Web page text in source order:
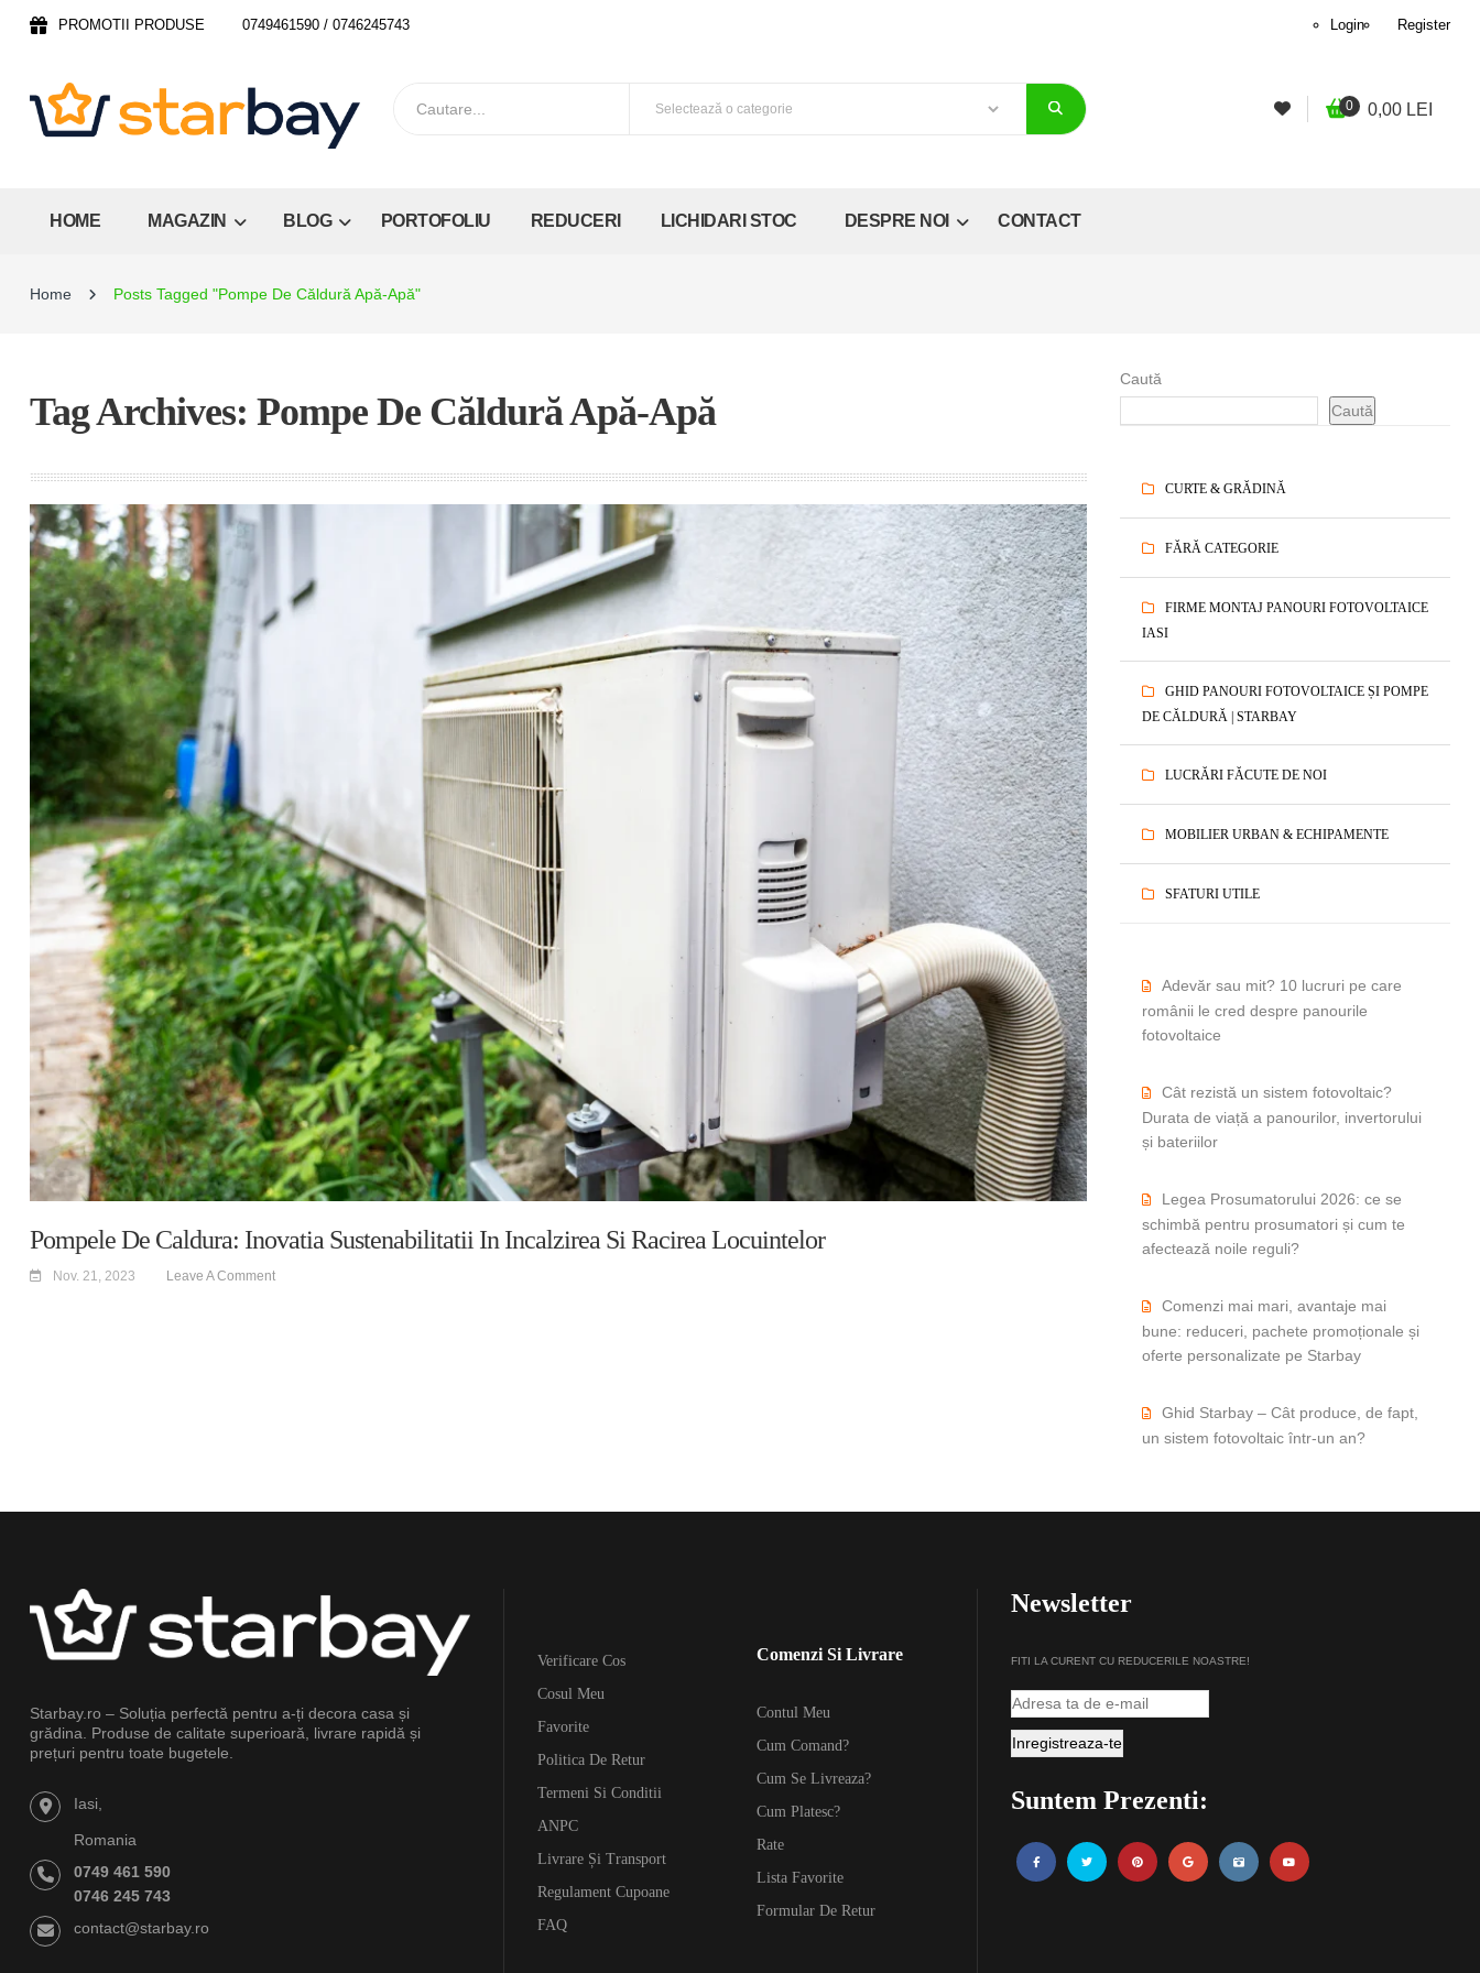
PROMOTII PRODUSE 0749461590 / 0746245743 Login Register
0 0,00 LEI
HOME MAGAZIN BLOG PORTOFOLIU REDUCERI LICHIDARI STOC DESPRE NOI CONTACT
Home Posts Tagged "Pompe De Căldură Apă-Apă"
Caută
Caută
CURTE & GRĂDINĂ
FĂRĂ CATEGORIE
FIRME MONTAJ PANOURI FOTOVOLTAICE
IASI
GHID PANOURI FOTOVOLTAICE ȘI POMPE
DE CĂLDURĂ | STARBAY
LUCRĂRI FĂCUTE DE NOI
MOBILIER URBAN & ECHIPAMENTE
SFATURI UTILE
Adevăr sau mit? 10 lucruri pe care
românii le cred despre panourile
fotovoltaice
Cât rezistă un sistem fotovoltaic?
Durata de viață a panourilor, invertorului
și bateriilor
Legea Prosumatorului 2026: ce se
schimbă pentru prosumatori și cum te
afectează noile reguli?
Comenzi mai mari, avantaje mai
bune: reduceri, pachete promoționale și
oferte personalizate pe Starbay
Ghid Starbay – Cât produce, de fapt,
un sistem fotovoltaic într-un an?
Tag Archives: Pompe De Căldură Apă-Apă
Pompele De Caldura: Inovatia Sustenabilitatii In Incalzirea Si Racirea Locuintelor
Nov. 21, 2023 Leave A Comment
Starbay.ro – Soluția perfectă pentru a-ți decora casa și
grădina. Produse de calitate superioară, livrare rapidă și
prețuri pentru toate bugetele.
Iasi,
Romania
0749 461 590
0746 245 743
contact@starbay.ro
Verificare Cos
Cosul Meu
Favorite
Politica De Retur
Termeni Si Conditii
ANPC
Livrare Și Transport
Regulament Cupoane
FAQ
Comenzi Si Livrare
Contul Meu
Cum Comand?
Cum Se Livreaza?
Cum Platesc?
Rate
Lista Favorite
Formular De Retur
Newsletter
FITI LA CURENT CU REDUCERILE NOASTRE!
Suntem Prezenti: